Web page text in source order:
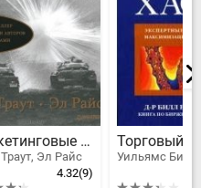
Маркетинговые войны
Эл Райс
4.32(9)
Торговый